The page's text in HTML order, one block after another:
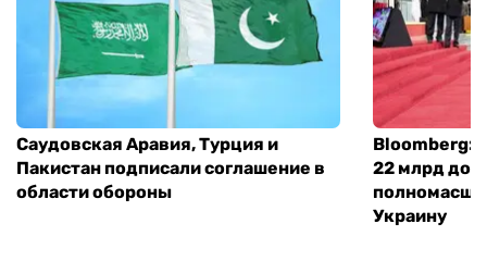
Саудовская Аравия, Турция и
Пакистан подписали соглашение в
области обороны
Bloomberg:
22 млрд
Украину